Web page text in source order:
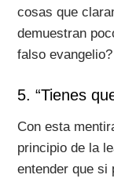
cosas que
demuestran
falso
5. “Tienes
Con esta
principio de la
entender que si